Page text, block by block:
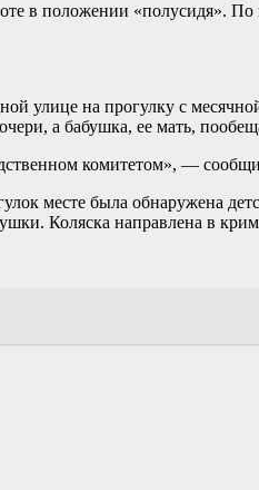
положении «полусидя». По
улице на прогулку с
а бабушка, ее мать,
комитетом», —
месте была обнаружена
Коляска направлена в